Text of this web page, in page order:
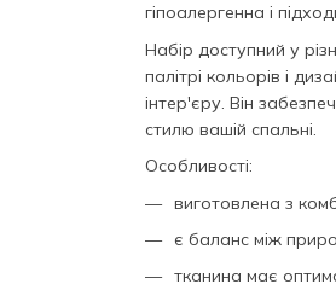
гіпоалергенна і
Набір доступний у
палітрі кольорів і
інтер'єру. Він
стилю вашій спальні.
Особливості:
виготовлена з
є баланс між
тканина має